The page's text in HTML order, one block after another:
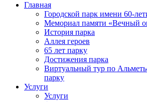
Главная
Городской парк имени 60-
Мемориал памяти «Вечный
История парка
Аллея героев
65 лет парку
Достижения парка
Виртуальный тур по
парку
Услуги
Услуги